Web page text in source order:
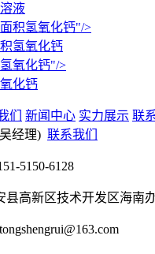
液
"/>
氢氧化钙
"/>
化钙
们 新闻中心 实力展示 联
经理) 联系我们
5150-6128
县高新区技术开发区海南